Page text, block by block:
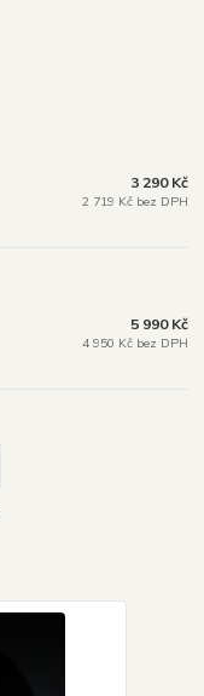
3 290 Kč
2 719 Kč bez DPH
5 990 Kč
4 950 Kč bez DPH